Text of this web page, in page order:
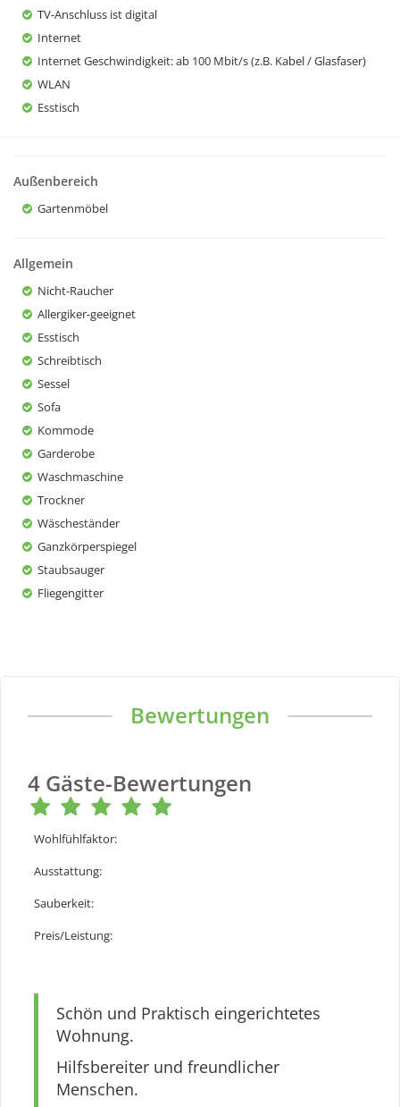
TV-Anschluss ist digital
Internet
Internet Geschwindigkeit: ab 100 Mbit/s (z.B. Kabel / Glasfaser)
WLAN
Esstisch
Außenbereich
Gartenmöbel
Allgemein
Nicht-Raucher
Allergiker-geeignet
Esstisch
Schreibtisch
Sessel
Sofa
Kommode
Garderobe
Waschmaschine
Trockner
Wäscheständer
Ganzkörperspiegel
Staubsauger
Fliegengitter
Bewertungen
4 Gäste-Bewertungen
Wohlfühlfaktor:
Ausstattung:
Sauberkeit:
Preis/Leistung:
Schön und Praktisch eingerichtetes
Wohnung.
Hilfsbereiter und freundlicher
Menschen.